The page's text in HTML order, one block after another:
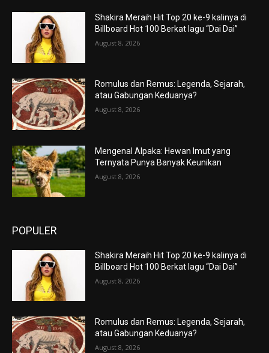
Shakira Meraih Hit Top 20 ke-9 kalinya di
Billboard Hot 100 Berkat lagu “Dai Dai”
August 8, 2026
Romulus dan Remus: Legenda, Sejarah,
atau Gabungan Keduanya?
August 8, 2026
Mengenal Alpaka: Hewan Imut yang
Ternyata Punya Banyak Keunikan
August 8, 2026
POPULER
Shakira Meraih Hit Top 20 ke-9 kalinya di
Billboard Hot 100 Berkat lagu “Dai Dai”
August 8, 2026
Romulus dan Remus: Legenda, Sejarah,
atau Gabungan Keduanya?
August 8, 2026